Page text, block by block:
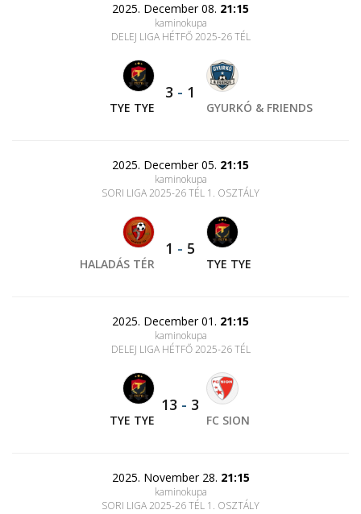
2025. December 08. 21:15
kaminokupa
DELEJ LIGA HÉTFŐ 2025-26 TÉL
TYE TYE
3 - 1
GYURKÓ & FRIENDS
2025. December 05. 21:15
kaminokupa
SORI LIGA 2025-26 TÉL 1. OSZTÁLY
HALADÁS TÉR
1 - 5
TYE TYE
2025. December 01. 21:15
kaminokupa
DELEJ LIGA HÉTFŐ 2025-26 TÉL
TYE TYE
13 - 3
FC SION
2025. November 28. 21:15
kaminokupa
SORI LIGA 2025-26 TÉL 1. OSZTÁLY